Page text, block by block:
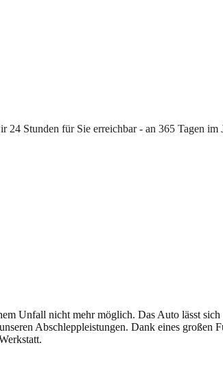
Stunden für Sie erreichbar - an 365 Tagen
Unfall nicht mehr möglich. Das Auto lässt
Abschleppleistungen. Dank eines großen